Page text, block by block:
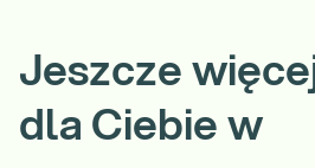
Jeszcze
dla Ciebie w